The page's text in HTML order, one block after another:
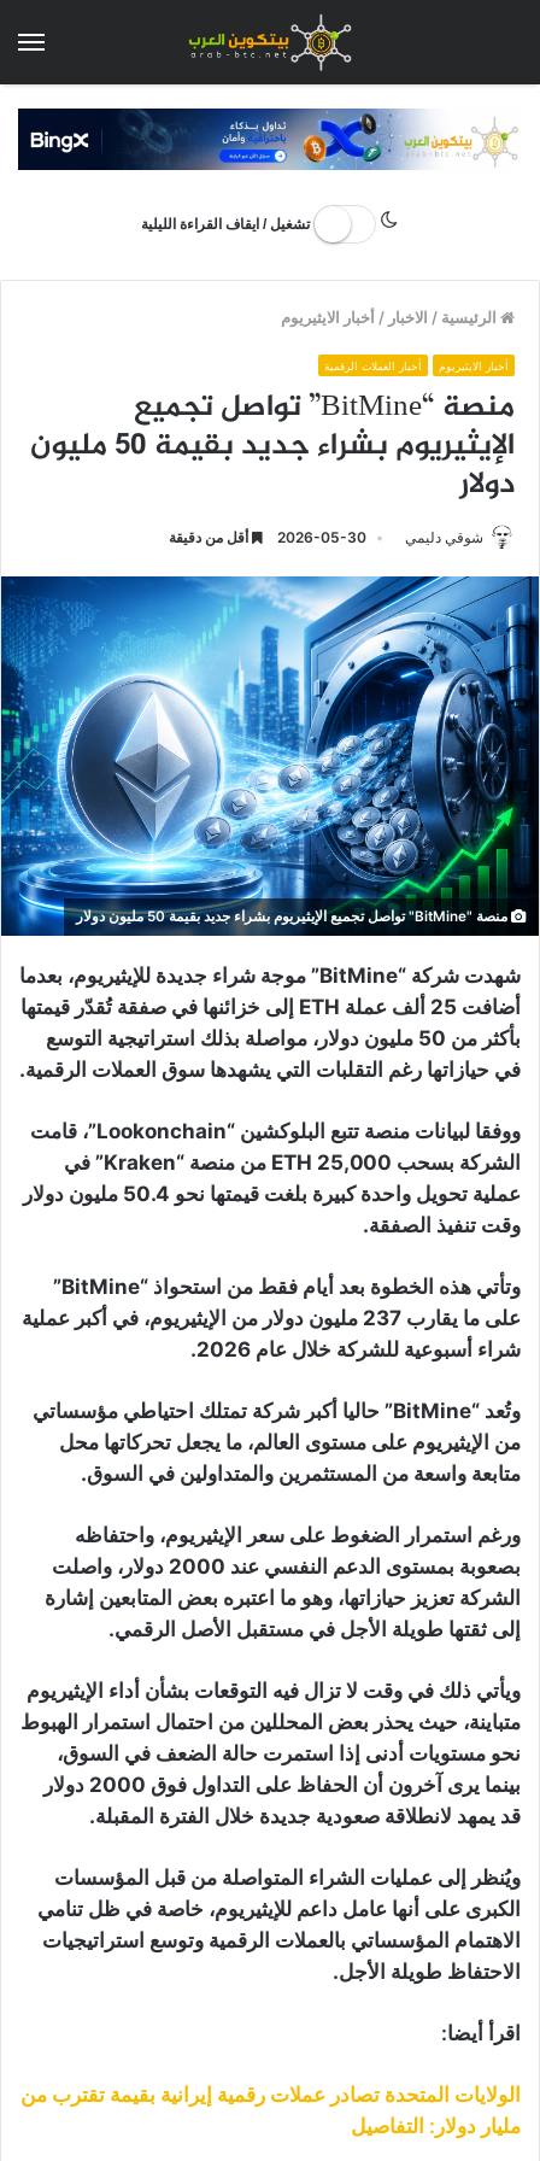
تشغيل / ايقاف القراءة الليلية
الرئيسية / الاخبار /أخبار الايثيريوم
أخبار الايثيريوم أخبار العملات الرقمية
منصة “BitMine” تواصل تجميع
الإيثيريوم بشراء جديد بقيمة 50 مليون
دولار
شوقي دليمي 2026-05-30 أقل من دقيقة
منصة "BitMine" تواصل تجميع الإيثيريوم بشراء جديد بقيمة 50 مليون دولار
شهدت شركة “BitMine” موجة شراء جديدة للإيثيريوم، بعدما
أضافت 25 ألف عملة ETH إلى خزائنها في صفقة تُقدّر قيمتها
بأكثر من 50 مليون دولار، مواصلة بذلك استراتيجية التوسع
في حيازاتها رغم التقلبات التي يشهدها سوق العملات الرقمية.
ووفقا لبيانات منصة تتبع البلوكشين “Lookonchain”، قامت
الشركة بسحب 25,000 ETH من منصة “Kraken” في
عملية تحويل واحدة كبيرة بلغت قيمتها نحو 50.4 مليون دولار
وقت تنفيذ الصفقة.
وتأتي هذه الخطوة بعد أيام فقط من استحواذ “BitMine”
على ما يقارب 237 مليون دولار من الإيثيريوم، في أكبر عملية
شراء أسبوعية للشركة خلال عام 2026.
وتُعد “BitMine” حاليا أكبر شركة تمتلك احتياطي مؤسساتي
من الإيثيريوم على مستوى العالم، ما يجعل تحركاتها محل
متابعة واسعة من المستثمرين والمتداولين في السوق.
ورغم استمرار الضغوط على سعر الإيثيريوم، واحتفاظه
بصعوبة بمستوى الدعم النفسي عند 2000 دولار، واصلت
الشركة تعزيز حيازاتها، وهو ما اعتبره بعض المتابعين إشارة
إلى ثقتها طويلة الأجل في مستقبل الأصل الرقمي.
ويأتي ذلك في وقت لا تزال فيه التوقعات بشأن أداء الإيثيريوم
متباينة، حيث يحذر بعض المحللين من احتمال استمرار الهبوط
نحو مستويات أدنى إذا استمرت حالة الضعف في السوق،
بينما يرى آخرون أن الحفاظ على التداول فوق 2000 دولار
قد يمهد لانطلاقة صعودية جديدة خلال الفترة المقبلة.
ويُنظر إلى عمليات الشراء المتواصلة من قبل المؤسسات
الكبرى على أنها عامل داعم للإيثيريوم، خاصة في ظل تنامي
الاهتمام المؤسساتي بالعملات الرقمية وتوسع استراتيجيات
الاحتفاظ طويلة الأجل.
اقرأ أيضا:
الولايات المتحدة تصادر عملات رقمية إيرانية بقيمة تقترب من
مليار دولار: التفاصيل